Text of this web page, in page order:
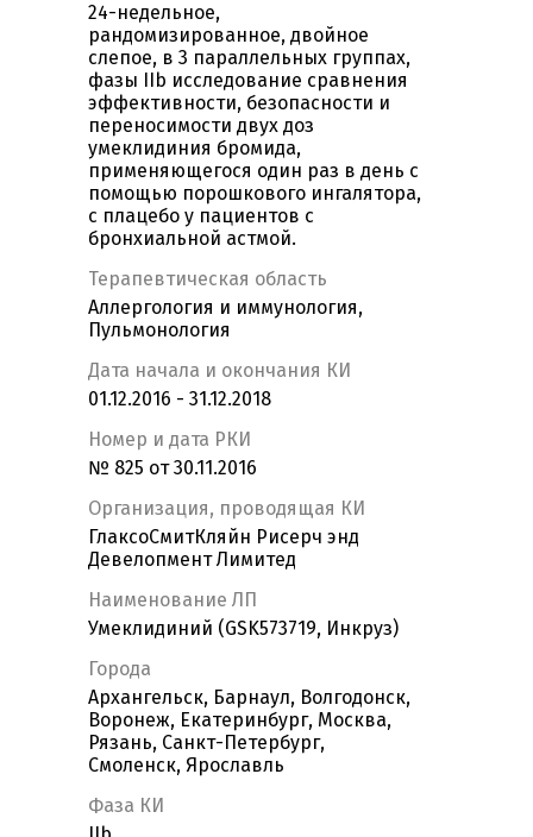
24-недельное,
рандомизированное, двойное
слепое, в 3 параллельных группах,
фазы IIb исследование сравнения
эффективности, безопасности и
переносимости двух доз
умеклидиния бромида,
применяющегося один раз в день с
помощью порошкового ингалятора,
с плацебо у пациентов с
бронхиальной астмой.
Терапевтическая область
Аллергология и иммунология,
Пульмонология
Дата начала и окончания КИ
01.12.2016 - 31.12.2018
Номер и дата РКИ
№ 825 от 30.11.2016
Организация, проводящая КИ
ГлаксоСмитКляйн Рисерч энд
Девелопмент Лимитед
Наименование ЛП
Умеклидиний (GSK573719, Инкруз)
Города
Архангельск, Барнаул, Волгодонск,
Воронеж, Екатеринбург, Москва,
Рязань, Санкт-Петербург,
Смоленск, Ярославль
Фаза КИ